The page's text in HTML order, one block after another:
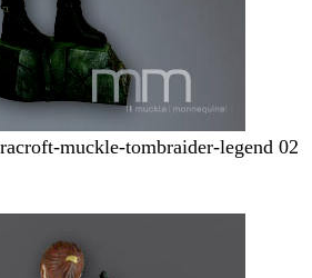
muckle-tombraider-legend 02